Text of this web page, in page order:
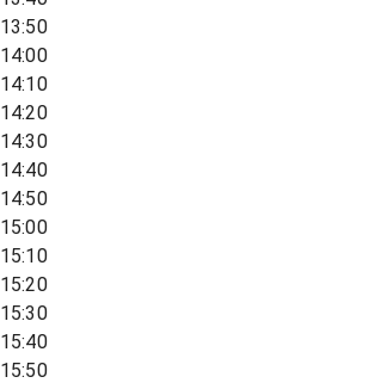
13:50
14:00
14:10
14:20
14:30
14:40
14:50
15:00
15:10
15:20
15:30
15:40
15:50